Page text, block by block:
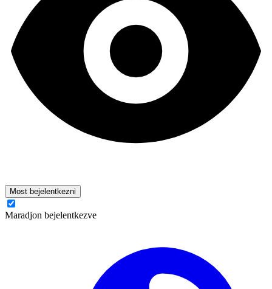
Most bejelentkezni
Maradjon bejelentkezve